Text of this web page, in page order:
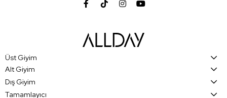
Üst Giyim
Alt Giyim
Dış Giyim
Tamamlayıcı